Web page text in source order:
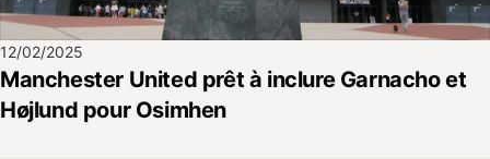
12/02/2025
Manchester United prêt à inclure Garnacho et
Højlund pour Osimhen